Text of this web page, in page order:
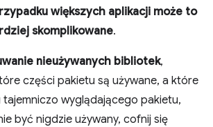
większych aplikacji może to
skomplikowane.
nieużywanych bibliotek,
części pakietu są używane, a które
tajemniczo wyglądającego pakietu,
być nigdzie używany, cofnij się